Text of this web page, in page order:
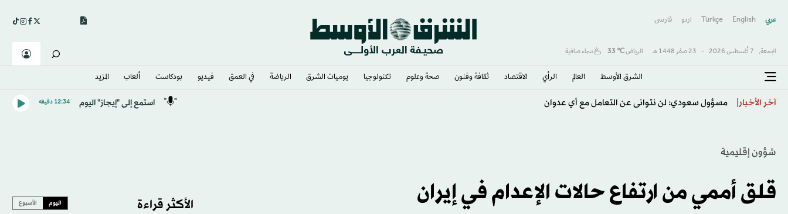
عربي English
Türkçe اردو فارسى
الجمعة, 7 أغسطس 2026 - 23 صفَر 1448 هـ الرياض℃
33 سماء صافية
الشرق الأوسط​ العالم الرأي الاقتصاد ثقافة وفنون صحة وعلوم تكنولوجيا يوميات الشرق​ الرياضة في العمق فيديو بودكاست ألعاب المزيد
آخر الأخبار
جيل جديد على أعتاب قيادة البرازيل... 10 مواهب يعوّل عليها أنشيلوتي
استمع إلى "إيجاز" اليوم 12:34 دقيقه
شؤون إقليمية
قلق أممي من ارتفاع حالات الإعدام في إيران الأكثر قراءة اليوم الأسبوع